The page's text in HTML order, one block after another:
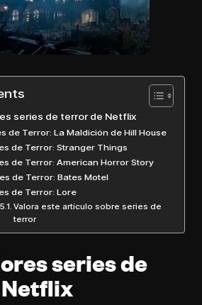
series de terror de Netflix
de Terror: La Maldición de Hill House
de Terror: Stranger Things
de Terror: American Horror Story
de Terror: Bates Motel
de Terror: Lore
Valora este artículo sobre series de
terror
series de